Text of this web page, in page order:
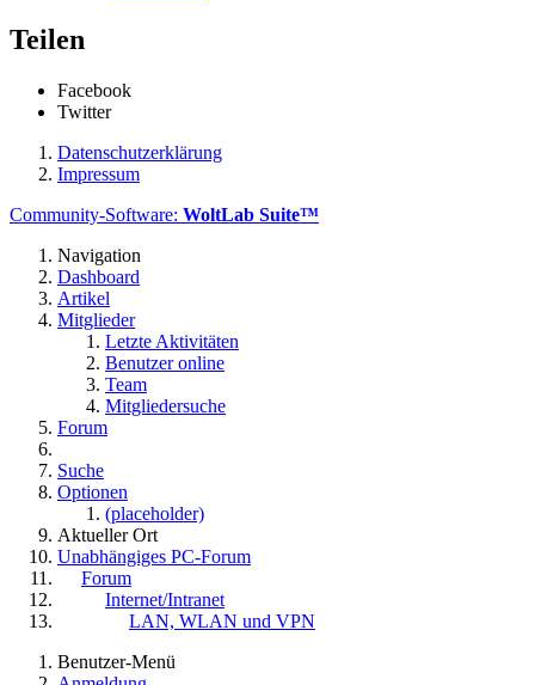
Teilen
Facebook
Twitter
Datenschutzerklärung
Impressum
Community-Software: WoltLab Suite™
Navigation
Dashboard
Artikel
Mitglieder
Letzte Aktivitäten
Benutzer online
Team
Mitgliedersuche
Forum
Suche
Optionen
(placeholder)
Aktueller Ort
Unabhängiges PC-Forum
Forum
Internet/Intranet
LAN, WLAN und VPN
Benutzer-Menü